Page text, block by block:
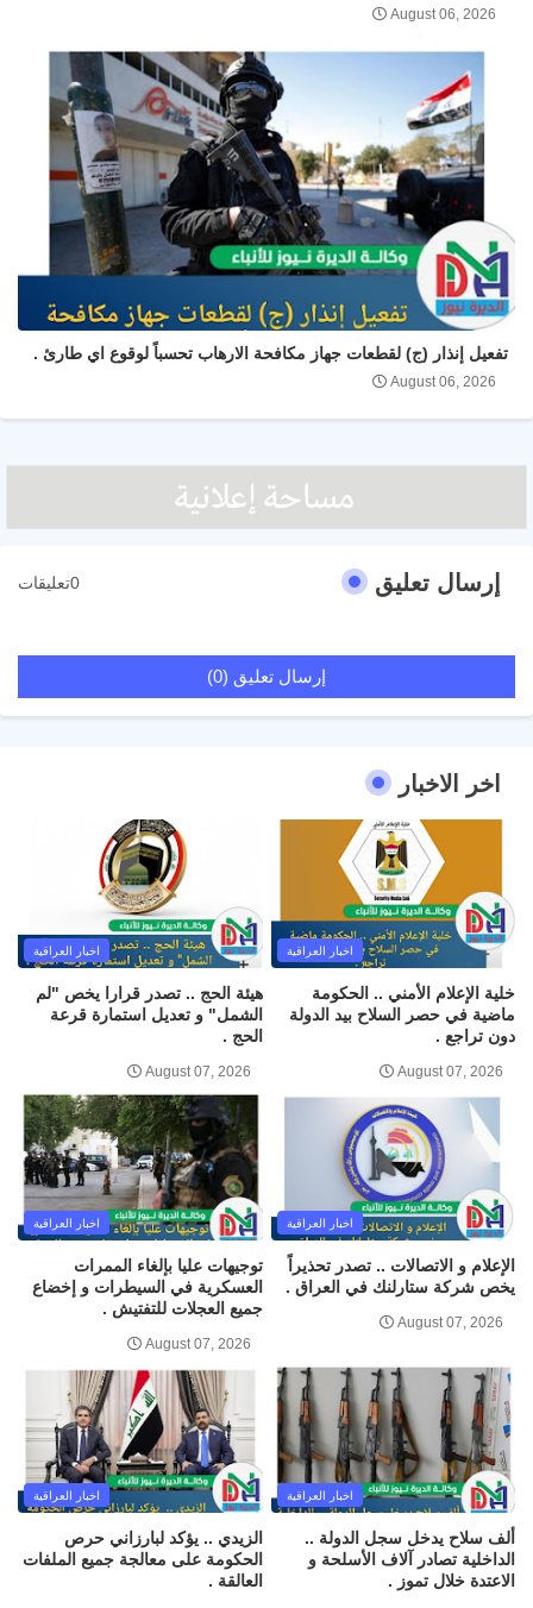
August 06, 2026
تفعيل إنذار (ج) لقطعات جهاز مكافحة الارهاب تحسباً لوقوع اي طارئ .
August 06, 2026
إرسال تعليق 0تعليقات
إرسال تعليق (0)
اخر الاخبار
اخبار العراقية
خلية الإعلام الأمني .. الحكومة
ماضية في حصر السلاح بيد الدولة
دون تراجع .
August 07, 2026
اخبار العراقية
هيئة الحج .. تصدر قرارا يخص "لم
الشمل" و تعديل استمارة قرعة
الحج .
August 07, 2026
اخبار العراقية
الإعلام و الاتصالات .. تصدر تحذيراً
يخص شركة ستارلنك في العراق .
August 07, 2026
اخبار العراقية
توجيهات عليا بإلغاء الممرات
العسكرية في السيطرات و إخضاع
جميع العجلات للتفتيش .
August 07, 2026
اخبار العراقية
ألف سلاح يدخل سجل الدولة ..
الداخلية تصادر آلاف الأسلحة و
الاعتدة خلال تموز .
اخبار العراقية
الزيدي .. يؤكد لبارزاني حرص
الحكومة على معالجة جميع الملفات
العالقة .